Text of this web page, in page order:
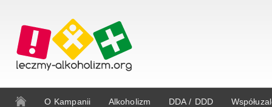
O Kampanii Alkoholizm DDA / DDD